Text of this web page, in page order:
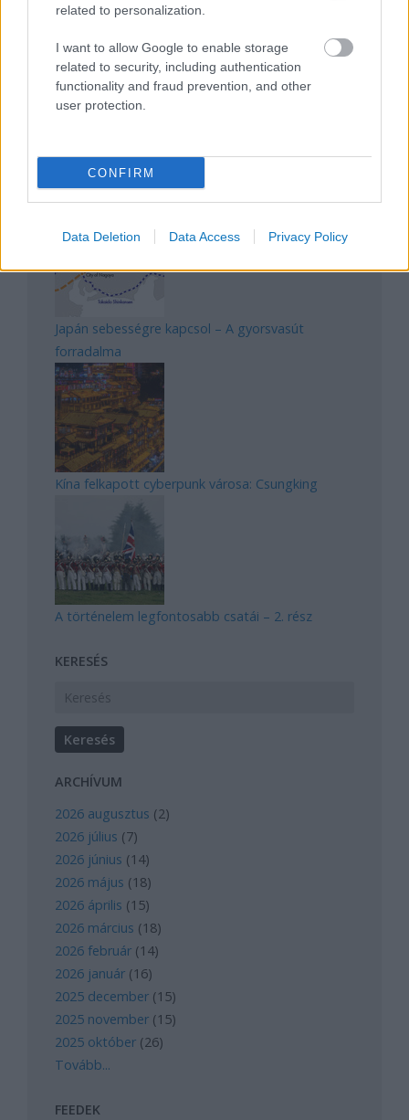
related to personalization.
I want to allow Google to enable storage
related to security, including authentication
functionality and fraud prevention, and other
user protection.
CONFIRM
Data Deletion Data Access Privacy Policy
Mik alakítják a gondolkodásod? Avagy a kognitív
torzítások
Az egygyermekes politika és Kína gazdasági
Japán sebességre kapcsol – A gyorsvasút
forradalma
Kína felkapott cyberpunk városa: Csungking
A történelem legfontosabb csatái – 2. rész
KERESÉS
ARCHÍVUM
2026 augusztus (2)
2026 július (7)
2026 június (14)
2026 május (18)
2026 április (15)
2026 március (18)
2026 február (14)
2026 január (16)
2025 december (15)
2025 november (15)
2025 október (26)
Tovább...
FEEDEK